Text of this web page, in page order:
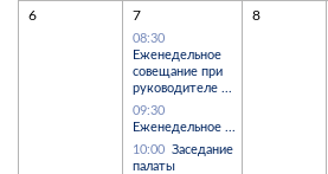
6 7
08:30
Еженедельное
совещание при
руководителе ...
09:30
Еженедельное ...
10:00 Заседание
палаты
8